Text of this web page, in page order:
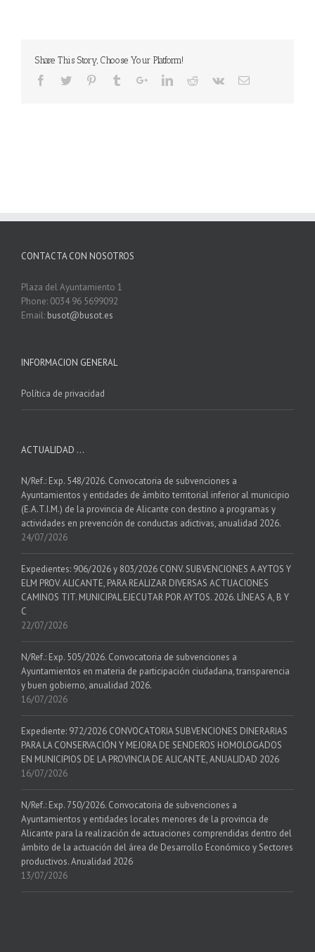
Share This Story, Choose Your Platform!
CONTACTA CON NOSOTROS
Plaza del Ayuntamiento 1
Phone: 0034 96 5699092
Email: busot@busot.es
INFORMACION GENERAL
Política de privacidad
ACTUALIDAD …
N/Ref.: Exp. 548/2026. Convocatoria de subvenciones a
Ayuntamientos y entidades de ámbito territorial inferior al municipio
(E.A.T.I.M.) de la provincia de Alicante con destino a programas y
actividades en prevención de conductas adictivas, anualidad 2026.
24/07/2026
Expedientes: 906/2026 y 803/2026 CONV. SUBVENCIONES A AYTOS Y
ELM PROV. ALICANTE, PARA REALIZAR DIVERSAS ACTUACIONES
CAMINOS TIT. MUNICIPAL EJECUTAR POR AYTOS. 2026. LÍNEAS A, B Y
C
22/07/2026
N/Ref.: Exp. 505/2026. Convocatoria de subvenciones a
Ayuntamientos en materia de participación ciudadana, transparencia
y buen gobierno, anualidad 2026.
16/07/2026
Expediente: 972/2026 CONVOCATORIA SUBVENCIONES DINERARIAS
PARA LA CONSERVACIÓN Y MEJORA DE SENDEROS HOMOLOGADOS
EN MUNICIPIOS DE LA PROVINCIA DE ALICANTE, ANUALIDAD 2026
16/07/2026
N/Ref.: Exp. 750/2026. Convocatoria de subvenciones a
Ayuntamientos y entidades locales menores de la provincia de
Alicante para la realización de actuaciones comprendidas dentro del
ámbito de la actuación del área de Desarrollo Económico y Sectores
productivos. Anualidad 2026
13/07/2026